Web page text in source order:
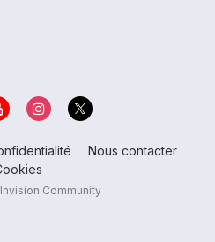
Nous contacter
Community